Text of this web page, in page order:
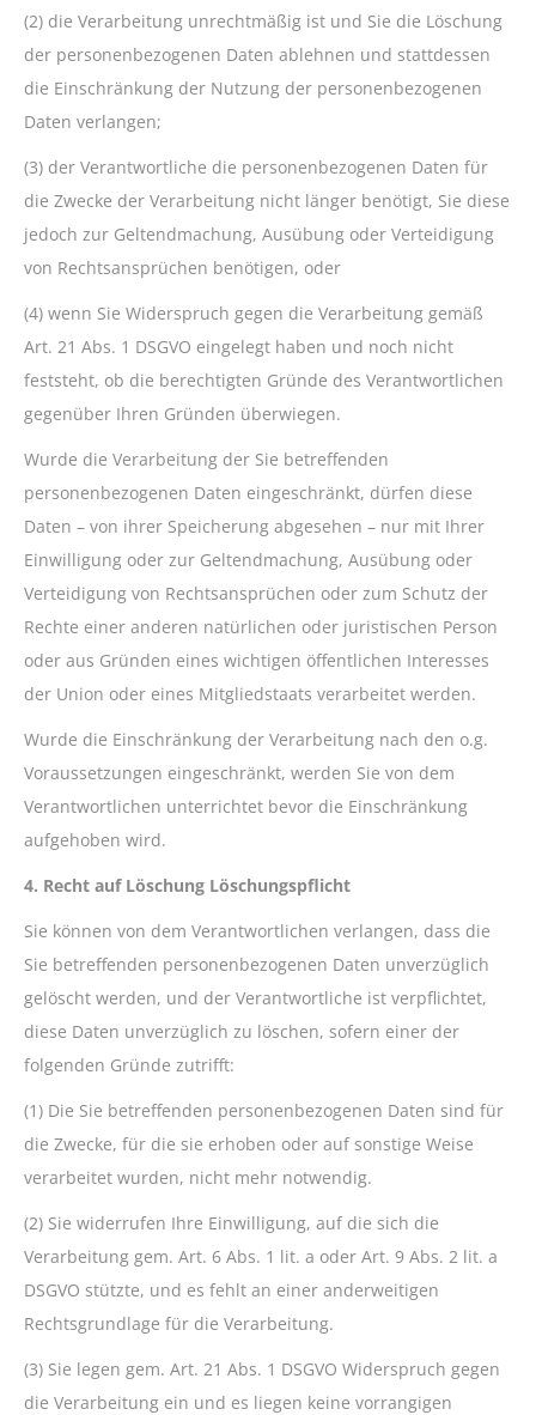
(2) die Verarbeitung unrechtmäßig ist und Sie die Löschung
der personenbezogenen Daten ablehnen und stattdessen
die Einschränkung der Nutzung der personenbezogenen
Daten verlangen;
(3) der Verantwortliche die personenbezogenen Daten für
die Zwecke der Verarbeitung nicht länger benötigt, Sie diese
jedoch zur Geltendmachung, Ausübung oder Verteidigung
von Rechtsansprüchen benötigen, oder
(4) wenn Sie Widerspruch gegen die Verarbeitung gemäß
Art. 21 Abs. 1 DSGVO eingelegt haben und noch nicht
feststeht, ob die berechtigten Gründe des Verantwortlichen
gegenüber Ihren Gründen überwiegen.
Wurde die Verarbeitung der Sie betreffenden
personenbezogenen Daten eingeschränkt, dürfen diese
Daten – von ihrer Speicherung abgesehen – nur mit Ihrer
Einwilligung oder zur Geltendmachung, Ausübung oder
Verteidigung von Rechtsansprüchen oder zum Schutz der
Rechte einer anderen natürlichen oder juristischen Person
oder aus Gründen eines wichtigen öffentlichen Interesses
der Union oder eines Mitgliedstaats verarbeitet werden.
Wurde die Einschränkung der Verarbeitung nach den o.g.
Voraussetzungen eingeschränkt, werden Sie von dem
Verantwortlichen unterrichtet bevor die Einschränkung
aufgehoben wird.
4. Recht auf Löschung Löschungspflicht
Sie können von dem Verantwortlichen verlangen, dass die
Sie betreffenden personenbezogenen Daten unverzüglich
gelöscht werden, und der Verantwortliche ist verpflichtet,
diese Daten unverzüglich zu löschen, sofern einer der
folgenden Gründe zutrifft:
(1) Die Sie betreffenden personenbezogenen Daten sind für
die Zwecke, für die sie erhoben oder auf sonstige Weise
verarbeitet wurden, nicht mehr notwendig.
(2) Sie widerrufen Ihre Einwilligung, auf die sich die
Verarbeitung gem. Art. 6 Abs. 1 lit. a oder Art. 9 Abs. 2 lit. a
DSGVO stützte, und es fehlt an einer anderweitigen
Rechtsgrundlage für die Verarbeitung.
(3) Sie legen gem. Art. 21 Abs. 1 DSGVO Widerspruch gegen
die Verarbeitung ein und es liegen keine vorrangigen